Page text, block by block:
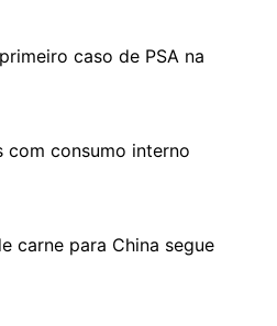
caso de PSA na
com consumo interno
carne para China segue